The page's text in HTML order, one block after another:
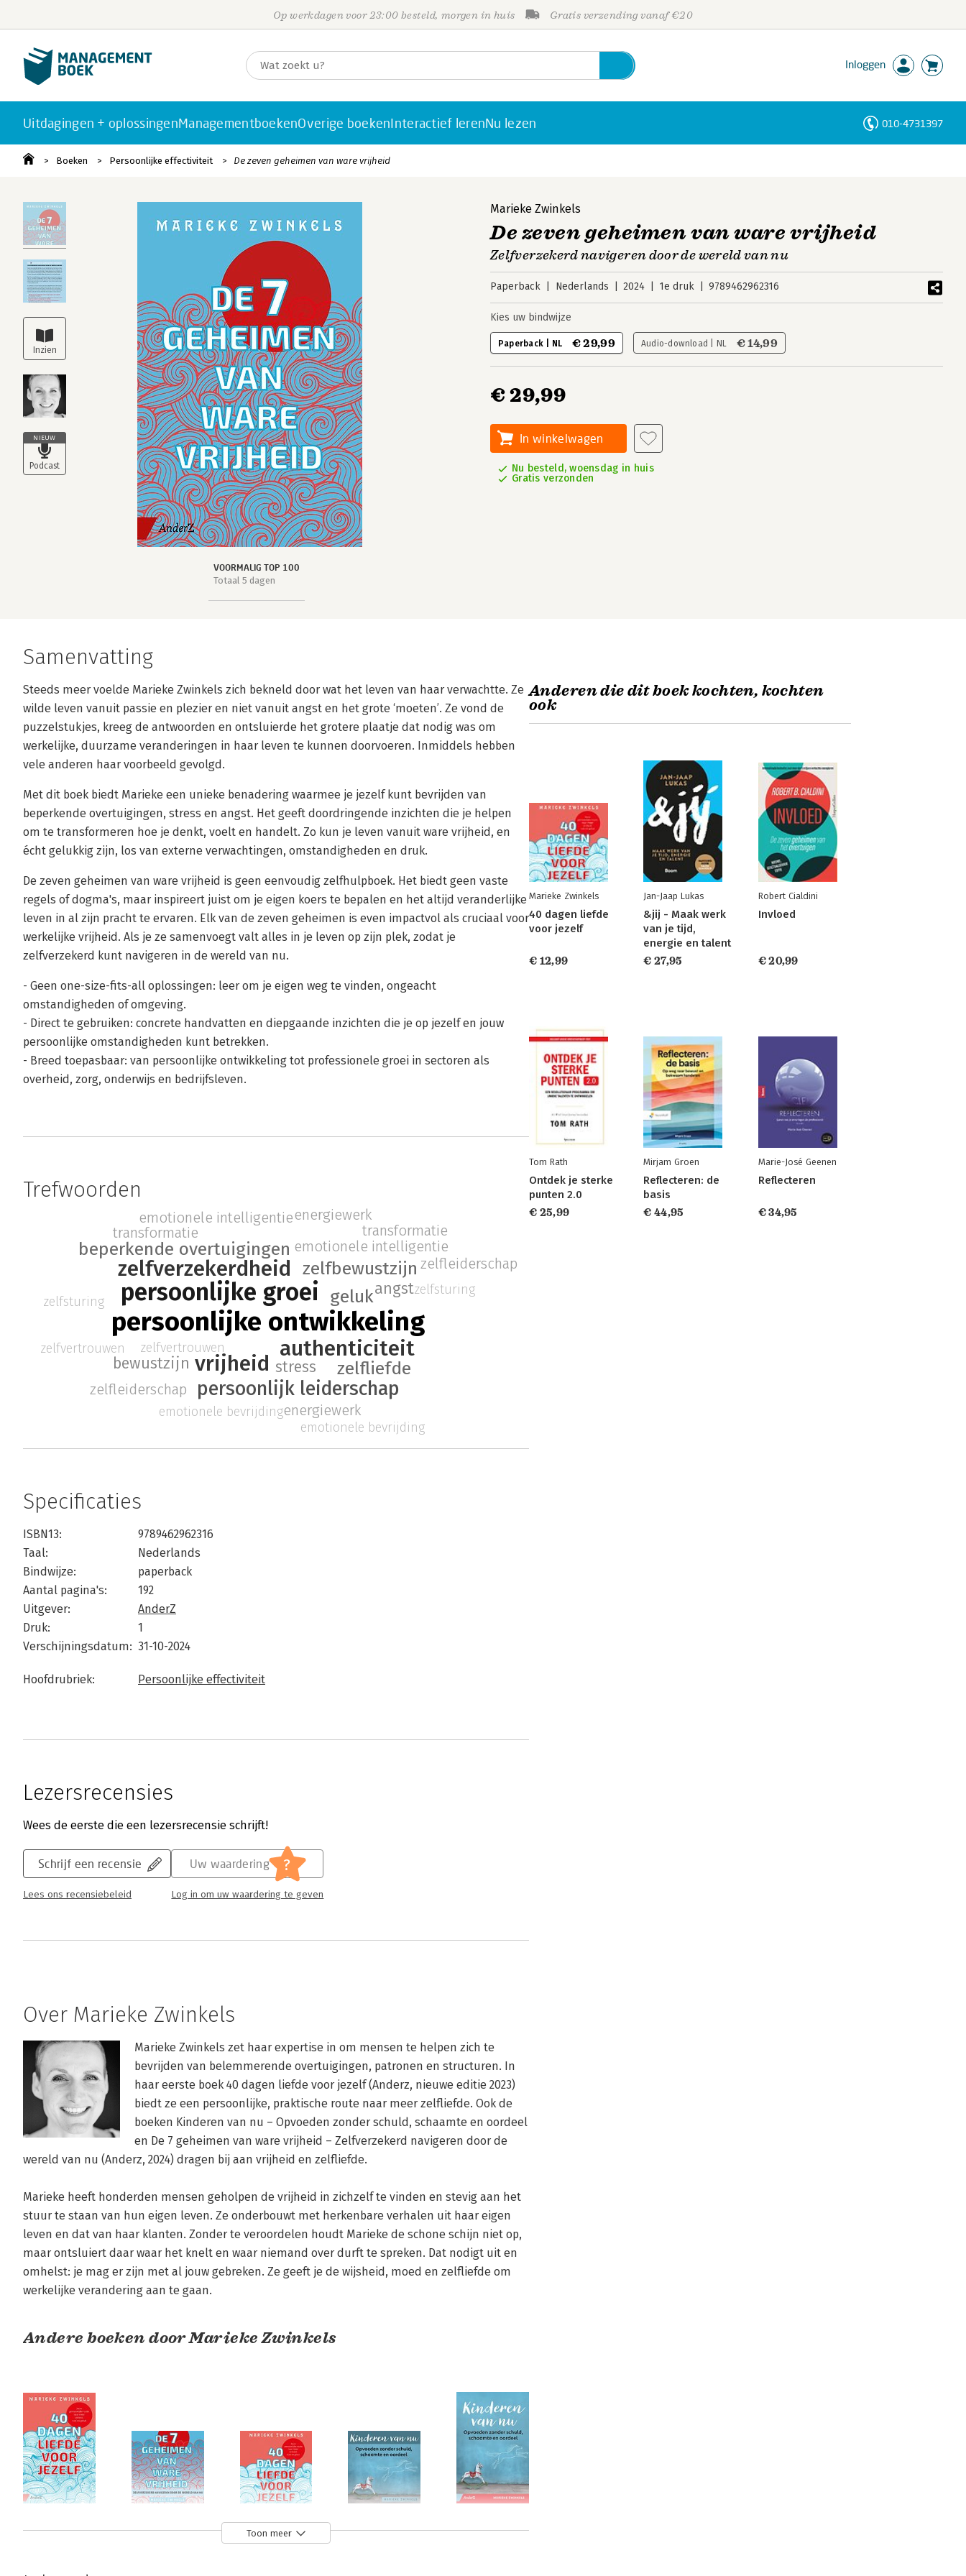
Op werkdagen voor 23:00 besteld, morgen in huis Gratis verzending vanaf €20
Inloggen
Uitdagingen + oplossingenManagementboekenOverige boekenInteractief lerenNu lezen 010-4731397
Boeken Persoonlijke effectiviteit De zeven geheimen van ware vrijheid
NIEUW
VOORMALIG TOP 100
Totaal 5 dagen
Marieke Zwinkels
De zeven geheimen van ware vrijheid
Zelfverzekerd navigeren door de wereld van nu
Paperback Nederlands 2024 1e druk 9789462962316
Kies uw bindwijze
Paperback | NL € 29,99 Audio-download | NL € 14,99
€ 29,99
In winkelwagen
Nu besteld, woensdag in huis
Gratis verzonden
Samenvatting
Steeds meer voelde Marieke Zwinkels zich bekneld door wat het leven van haar verwachtte. Ze
wilde leven vanuit passie en plezier en niet vanuit angst en het grote ‘moeten’. Ze vond de
puzzelstukjes, kreeg de antwoorden en ontsluierde het grotere plaatje dat nodig was om
werkelijke, duurzame veranderingen in haar leven te kunnen doorvoeren. Inmiddels hebben
vele anderen haar voorbeeld gevolgd.
Met dit boek biedt Marieke een unieke benadering waarmee je jezelf kunt bevrijden van
beperkende overtuigingen, stress en angst. Het geeft doordringende inzichten die je helpen
om te transformeren hoe je denkt, voelt en handelt. Zo kun je leven vanuit ware vrijheid, en
écht gelukkig zijn, los van externe verwachtingen, omstandigheden en druk.
De zeven geheimen van ware vrijheid is geen eenvoudig zelfhulpboek. Het biedt geen vaste
regels of dogma's, maar inspireert juist om je eigen koers te bepalen en het altijd veranderlijke
leven in al zijn pracht te ervaren. Elk van de zeven geheimen is even impactvol als cruciaal voor
werkelijke vrijheid. Als je ze samenvoegt valt alles in je leven op zijn plek, zodat je
zelfverzekerd kunt navigeren in de wereld van nu.
- Geen one-size-fits-all oplossingen: leer om je eigen weg te vinden, ongeacht
omstandigheden of omgeving.
- Direct te gebruiken: concrete handvatten en diepgaande inzichten die je op jezelf en jouw
persoonlijke omstandigheden kunt betrekken.
- Breed toepasbaar: van persoonlijke ontwikkeling tot professionele groei in sectoren als
overheid, zorg, onderwijs en bedrijfsleven.
Trefwoorden
persoonlijke ontwikkeling
persoonlijke groei
authenticiteit
vrijheid
zelfverzekerdheid
persoonlijk leiderschap
beperkende overtuigingen
zelfbewustzijn
geluk
zelfliefde
stress
angst
bewustzijn
emotionele intelligentie
energiewerk
emotionele bevrijding
zelfvertrouwen
zelfleiderschap
transformatie
zelfsturing
emotionele intelligentieenergiewerk
emotionele bevrijding
zelfvertrouwen
zelfleiderschap
transformatie
zelfsturing
Specificaties
ISBN13:
9789462962316
Taal:
Nederlands
Bindwijze:
paperback
Aantal pagina's:
192
Uitgever:
AnderZ
Druk:
1
Verschijningsdatum: 31-10-2024
Hoofdrubriek: Persoonlijke effectiviteit
Lezersrecensies
Wees de eerste die een lezersrecensie schrijft!
Schrijf een recensie
Lees ons recensiebeleid
Uw waardering ?
Log in om uw waardering te geven
Over Marieke Zwinkels
Marieke Zwinkels zet haar expertise in om mensen te helpen zich te
bevrijden van belemmerende overtuigingen, patronen en structuren. In
haar eerste boek 40 dagen liefde voor jezelf (Anderz, nieuwe editie 2023)
biedt ze een persoonlijke, praktische route naar meer zelfliefde. Ook de
boeken Kinderen van nu – Opvoeden zonder schuld, schaamte en oordeel
en De 7 geheimen van ware vrijheid – Zelfverzekerd navigeren door de
wereld van nu (Anderz, 2024) dragen bij aan vrijheid en zelfliefde.
Marieke heeft honderden mensen geholpen de vrijheid in zichzelf te vinden en stevig aan het
stuur te staan van hun eigen leven. Ze onderbouwt met herkenbare verhalen uit haar eigen
leven en dat van haar klanten. Zonder te veroordelen houdt Marieke de schone schijn niet op,
maar ontsluiert daar waar het knelt en waar niemand over durft te spreken. Dat nodigt uit en
omhelst: je mag er zijn met al jouw gebreken. Ze geeft je de wijsheid, moed en zelfliefde om
werkelijke verandering aan te gaan.
Andere boeken door Marieke Zwinkels
40 dagen
liefde voor
Toon meer
Anderen die dit boek kochten, kochten
ook
Marieke Zwinkels
40 dagen liefde
voor jezelf
€ 12,99
Jan-Jaap Lukas
&jij - Maak werk
van je tijd,
energie en talent
€ 27,95
Robert Cialdini
Invloed
€ 20,99
Tom Rath
Ontdek je sterke
punten 2.0
€ 25,99
Mirjam Groen
Reflecteren: de
basis
€ 44,95
Marie-José Geenen
Reflecteren
€ 34,95
Personen